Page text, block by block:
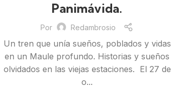
Panimávida.
Por Redambrosio
Un tren que unía sueños, poblados y vidas
en un Maule profundo. Historias y sueños
olvidados en las viejas estaciones. El 27 de
o...